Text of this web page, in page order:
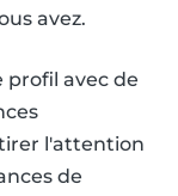
avez.
profil avec de
l'attention
de